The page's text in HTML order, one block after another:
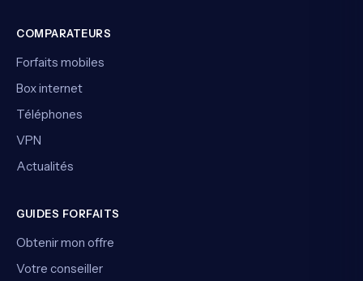
COMPARATEURS
Forfaits mobiles
Box internet
Téléphones
VPN
Actualités
GUIDES FORFAITS
Obtenir mon offre
Votre conseiller